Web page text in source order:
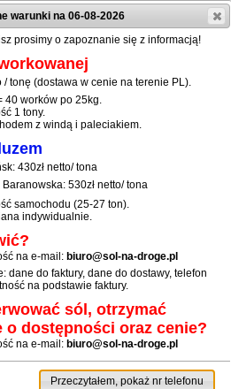
Sól luzem
warunki na 06-08-2026
prosimy o zapoznanie się z informacją!
/ tonę (dostawa w cenie na terenie PL).
40 worków po 25kg.
1 tony.
z windą i paleciakiem.
430zł netto/ tona
530zł netto/ tona
samochodu (25-27 ton).
indywidualnie.
na e-mail: biuro@sol-na-droge.pl
dane do faktury, dane do dostawy, telefon
na podstawie faktury.
sól, otrzymać
o dostępności oraz cenie?
na e-mail: biuro@sol-na-droge.pl
Przeczytałem, pokaż nr telefonu